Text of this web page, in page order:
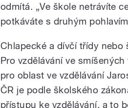
odmítá. „Ve škole netrávíte
potkáváte s druhým
Chlapecké a dívčí třídy
Pro vzdělávání ve
pro oblast ve vzdělávání
ČR je podle školského
přístupu ke vzdělávání, a to